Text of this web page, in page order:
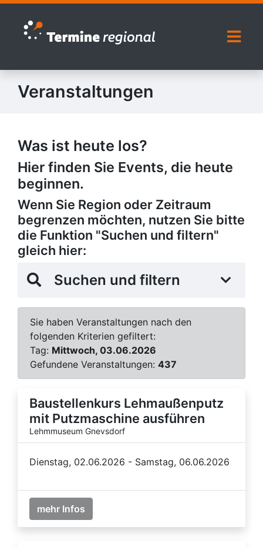
Zur Navigation springen
Zum Inhalt springen
Veranstaltungen
Was ist heute los?
Hier finden Sie Events, die heute
beginnen.
Wenn Sie Region oder Zeitraum
begrenzen möchten, nutzen Sie bitte
die Funktion "Suchen und filtern"
gleich hier:
Suchen und filtern
Sie haben Veranstaltungen nach den
folgenden Kriterien gefiltert:
Tag: Mittwoch, 03.06.2026
Gefundene Veranstaltungen: 437
Baustellenkurs Lehmaußenputz
mit Putzmaschine ausführen
Lehmmuseum Gnevsdorf
Dienstag, 02.06.2026 - Samstag, 06.06.2026
mehr Infos